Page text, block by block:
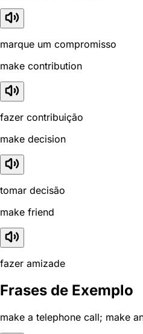
marque um compromisso
make contribution
fazer contribuição
make decision
tomar decisão
make friend
fazer amizade
Frases de Exemplo
make a telephone call; make